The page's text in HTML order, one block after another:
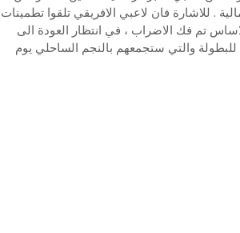
للاشارة فان لاعبي الافريقي تلقوا تطمينات
تم فك الاضراب ، في انتظار العودة الى
للبطولة والتي ستجمعهم بالنجم الساحلي يوم